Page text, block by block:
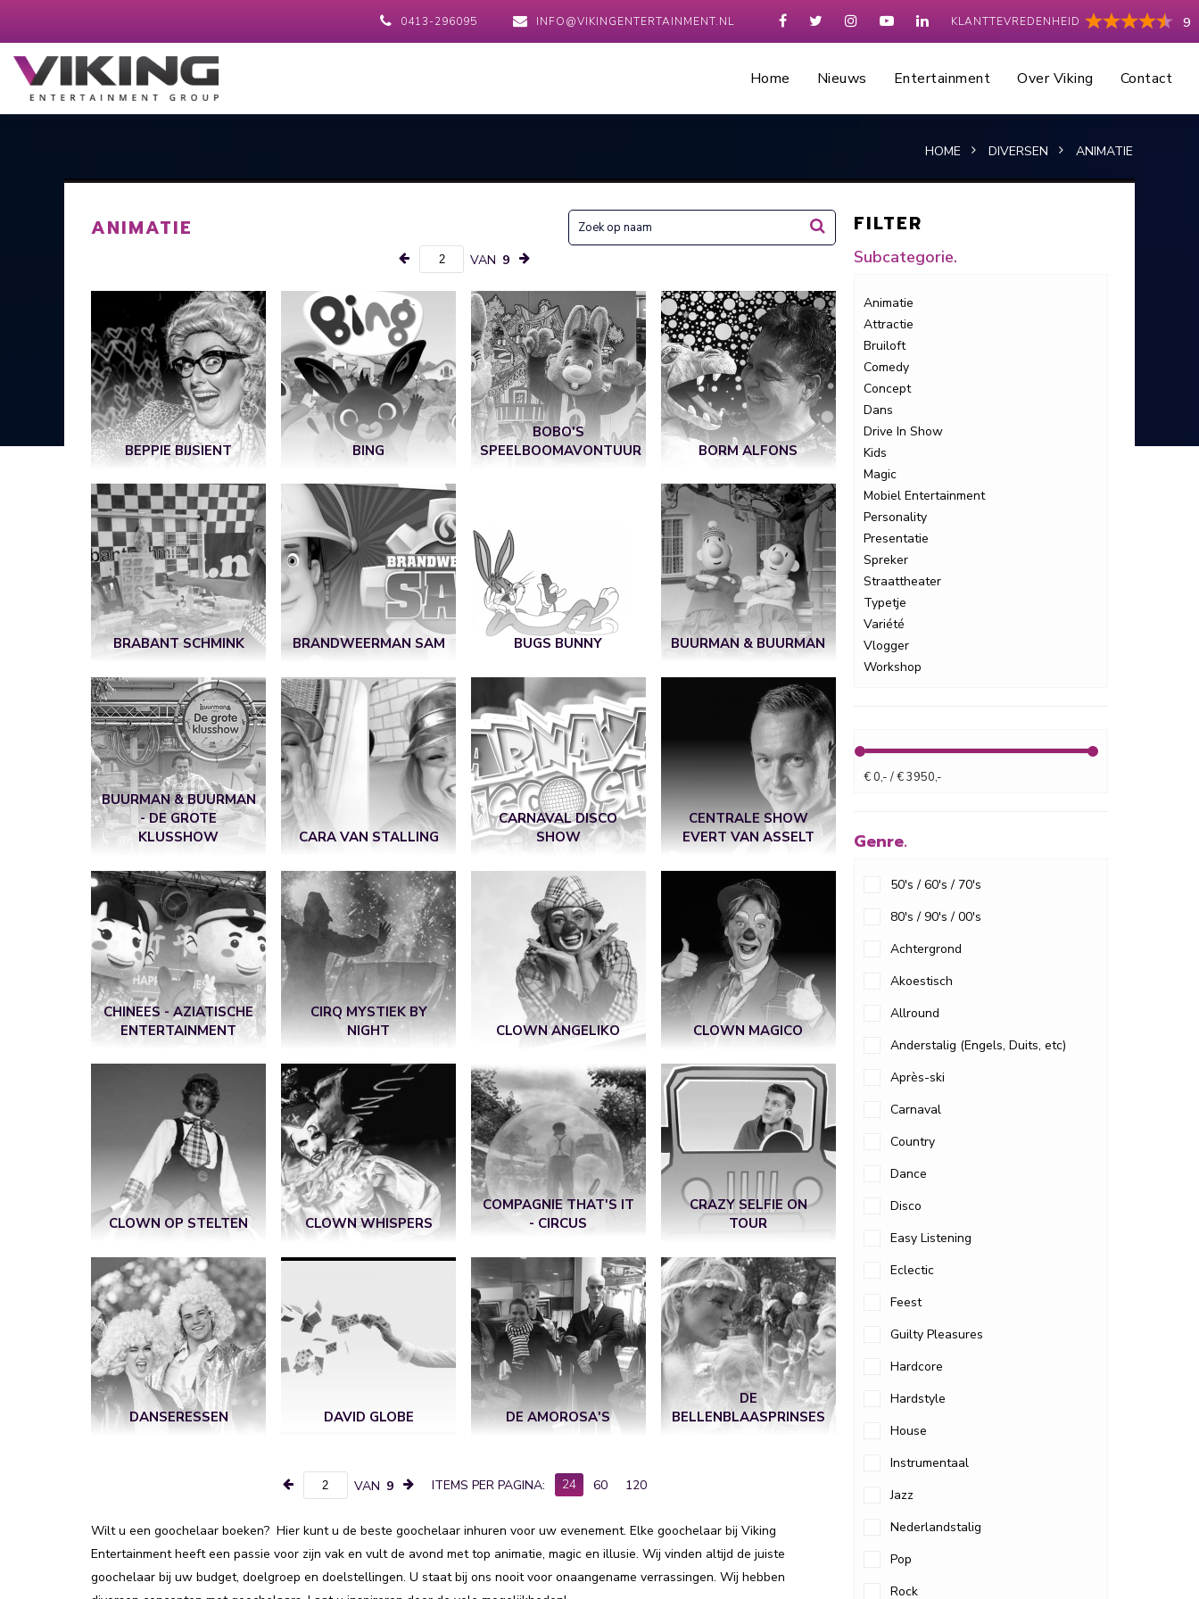
KLANTTEVREDENHEID 9
0413-296095 INFO@VIKINGENTERTAINMENT.NL
Home Nieuws Entertainment Over Viking Contact
HOME DIVERSEN ANIMATIE
ANIMATIE
VAN 9
BEPPIE BIJSIENT BING
BOBO'S
SPEELBOOMAVONTUUR
BORM ALFONS
BRABANT SCHMINK BRANDWEERMAN SAM BUGS BUNNY BUURMAN & BUURMAN
BUURMAN & BUURMAN
- DE GROTE
KLUSSHOW
CARA VAN STALLING
CARNAVAL DISCO
SHOW
CENTRALE SHOW
EVERT VAN ASSELT
CHINEES - AZIATISCHE
ENTERTAINMENT
CIRQ MYSTIEK BY
NIGHT
CLOWN ANGELIKO CLOWN MAGICO
CLOWN OP STELTEN CLOWN WHISPERS
COMPAGNIE THAT'S IT
- CIRCUS
CRAZY SELFIE ON
TOUR
DANSERESSEN DAVID GLOBE DE AMOROSA'S
DE
BELLENBLAASPRINSES
VAN 9 ITEMS PER PAGINA: 24 60 120
Wilt u een goochelaar boeken? Hier kunt u de beste goochelaar inhuren voor uw evenement. Elke goochelaar bij Viking
Entertainment heeft een passie voor zijn vak en vult de avond met top animatie, magic en illusie. Wij vinden altijd de juiste
goochelaar bij uw budget, doelgroep en doelstellingen. U staat bij ons nooit voor onaangename verrassingen. Wij hebben
FILTER
Subcategorie.
Animatie
Attractie
Bruiloft
Comedy
Concept
Dans
Drive In Show
Kids
Magic
Mobiel Entertainment
Personality
Presentatie
Spreker
Straattheater
Typetje
Variété
Vlogger
Workshop
€ 0,- / € 3950,-
Genre.
50's / 60's / 70's
80's / 90's / 00's
Achtergrond
Akoestisch
Allround
Anderstalig (Engels, Duits, etc)
Après-ski
Carnaval
Country
Dance
Disco
Easy Listening
Eclectic
Feest
Guilty Pleasures
Hardcore
Hardstyle
House
Instrumentaal
Jazz
Nederlandstalig
Pop
Rock